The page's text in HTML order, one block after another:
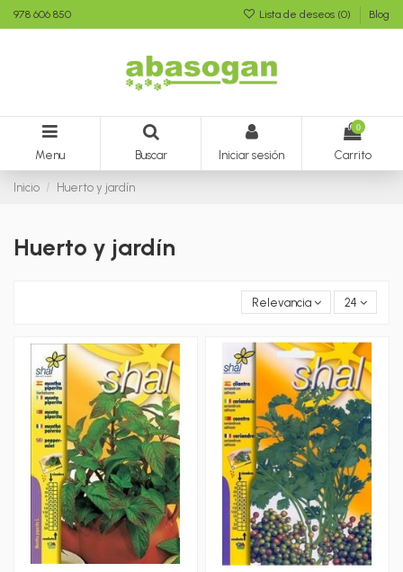
978 606 850 Lista de deseos (0) Blog
Menu Buscar Iniciar sesión
0
Carrito
Inicio Huerto y jardín
Huerto y jardín
Relevancia 24